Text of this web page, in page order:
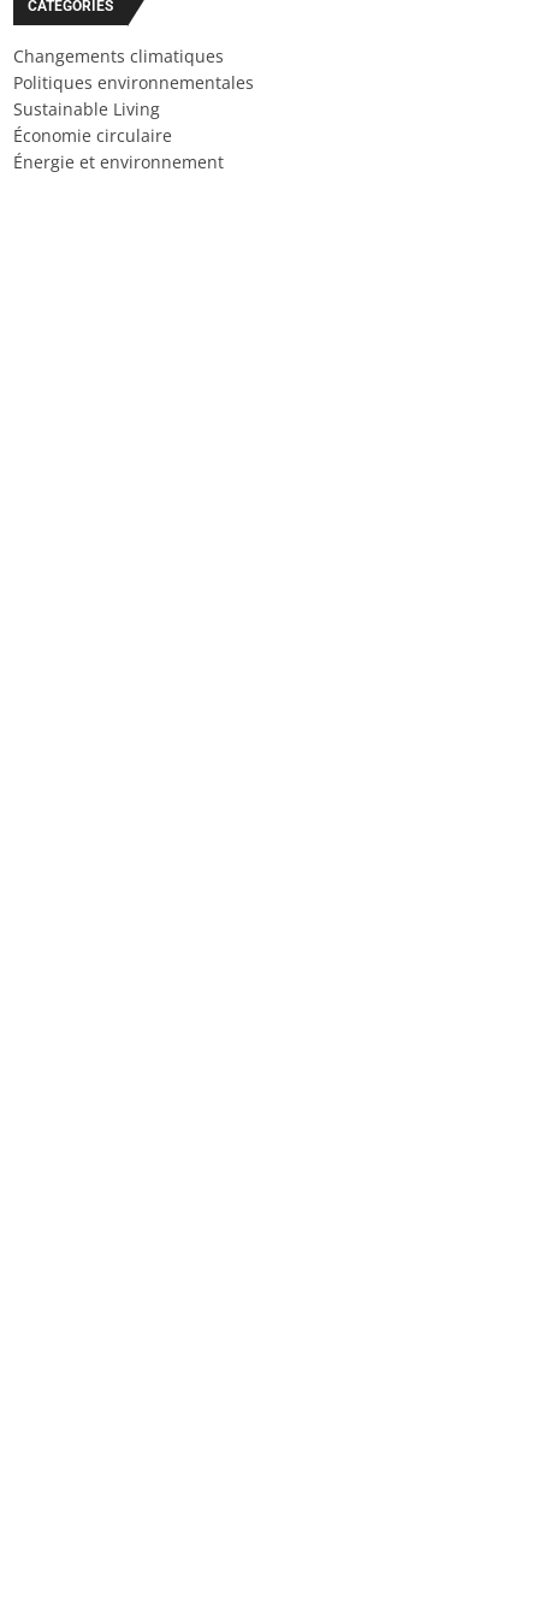
CATÉGORIES
Changements climatiques
Politiques environnementales
Sustainable Living
Économie circulaire
Énergie et environnement